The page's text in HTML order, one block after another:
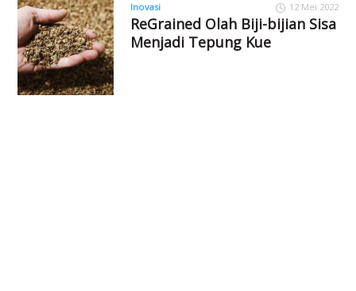
Inovasi 12 Mei 2022
ReGrained Olah Biji-bijian Sisa
Menjadi Tepung Kue